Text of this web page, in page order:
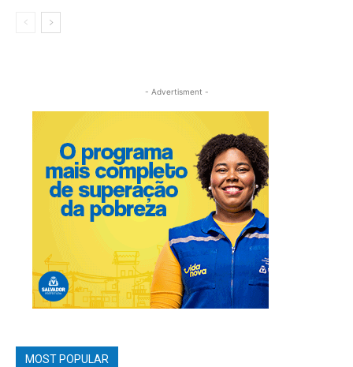
- Advertisment -
MOST POPULAR